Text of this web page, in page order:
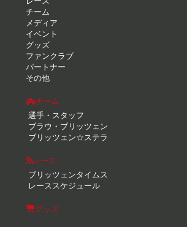
チーム
メディア
イベント
グッズ
ファンクラブ
パートナー
その他
チーム
選手・スタッフ
ブラウ・ブリッツェン
ブリッツェン☆ステラ
レース
ブリッツェンタイムス
レーススケジュール
グッズ